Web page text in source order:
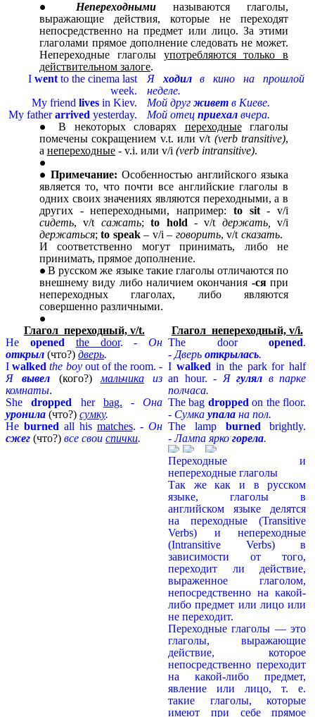
Непереходными называются глаголы,
выражающие действия, которые не переходят
непосредственно на предмет или лицо. За этими
глаголами прямое дополнение следовать не может.
Непереходные глаголы употребляются только в
действительном залоге.
I wentto the cinema last
week.
Я ходилв кино на прошлой
неделе.
My friend livesin Kiev. Мой друг живет в Киеве.
My fatherarrived yesterday. Мой отец приехал вчера.
В некоторых словарях переходныеглаголы
помечены сокращением v.t. или v/t (verb transitive),
а непереходные - v.i. или v/i (verb intransitive).
Примечание: Особенностью английского языка
является то, что почти все английские глаголы в
одних своих значениях являются переходными, а в
других - непереходными, например: to sit- v/i
сидеть, v/t сажать;to hold - v/t держать,
v/i
держаться;to speak– v/i – говорить, v/t сказать.
И соответственно могут принимать, либо не
принимать, прямое дополнение.
В русском же языке такие глаголы отличаются по
внешнему виду либо наличием окончания -сяпри
непереходных глаголах, либо являются
совершенно различными.
Глагол переходный, v/t.
Глагол непереходный, v/i.
He opened the door. -Он
открыл (что?) дверь.
The dooropened.
- Дверь открылась.
Iwalked the boyout of the room. -
Явывел (кого?) мальчикаиз
комнаты.
I walked in the park for half
an hour. - Ягулял в парке
полчаса.
Shedropped her bag. -Она
уронила (что?) сумку.
The bag dropped on the floor.
- Сумка упала на пол.
He burned all his matches. -Он
сжег (что?) все свои спички.
The lamp burned brightly.
-Лампа ярко горела.
Переходные и
непереходные глаголы
Так же как и в русском
языке, глаголы в
английском языке делятся
на переходные (Transitive
Verbs) и непереходные
(Intransitive Verbs) в
зависимости от того,
переходит ли действие,
выраженное глаголом,
непосредственно на какой-
либо предмет или лицо или
не переходит.
Переходные глаголы — это
глаголы, выражающие
действие, которое
непосредственно переходит
на какой-либо предмет,
явление или лицо, т. е.
такие глаголы, которые
имеют при себе прямое